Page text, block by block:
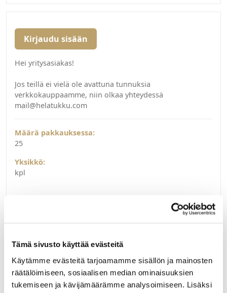
Tämä sivusto käyttää evästeitä
Käytämme evästeitä tarjoamamme sisällön ja mainosten
räätälöimiseen, sosiaalisen median ominaisuuksien
tukemiseen ja kävijämäärämme analysoimiseen. Lisäksi
Kirjaudu sisään
Hei yritysasiakas!
Jos teillä ei vielä ole avattuna tunnuksia
verkkokauppaamme, niin olkaa yhteydessä
mail@helatukku.com
Määrä pakkauksessa:
25
Yksikkö:
kpl